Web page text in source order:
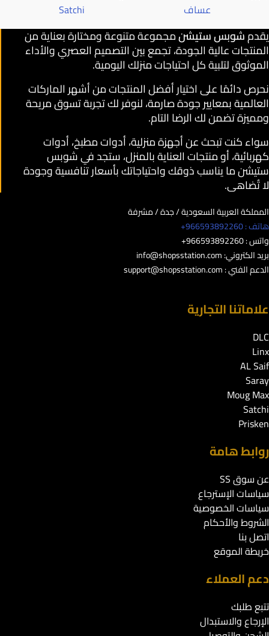
عساف Satchi
يقدمشوبس ستيشنمجموعة متنوعة ومختارة بعناية من
المنتجات عالية الجودة، تجمع بين التصميم العصري والأداء
الموثوق لتلبية كل احتياجات منزلك اليومية.
نحرص دائمًا على اختيار أفضل المنتجات من أشهر الماركات
العالمية بمعايير جودة صارمة، لنوفر لك تجربة تسوق مريحة
ومميزة تضمن لك الرضا التام.
سواء كنت تبحث عن أجهزة منزلية، أدوات مطبخ، أدوات
كهربائية، أو منتجات العناية بالمنزل، ستجد في شوبس
ستيشن ما يناسب ذوقك واحتياجاتك بأسعار تنافسية وجودة
لا تُضاهى.
المملكة العربية السعودية / جدة / مشرفة
هاتف : 966593892260+
واتس : 966593892260+
بريد الكتروني:info@shopsstation.com
الدعم الفني :support@shopsstation.com
علاماتنا التجارية
DLC
Linx
AL Saif
Saray
Moug Max
Satchi
Prisken
روابط هامة
عن سوق SS
سياسات الإسترجاع
سياسات الخصوصية
الشروط والأحكام
اتصل بنا
خريطة الموقع
دعم العملاء
تتبع طلبك
الإرجاع والاستبدال